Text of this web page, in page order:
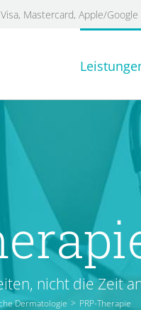
nicht die Zeit
Dermatologie > PRP-Therapie
Mastercard, Apple/Google